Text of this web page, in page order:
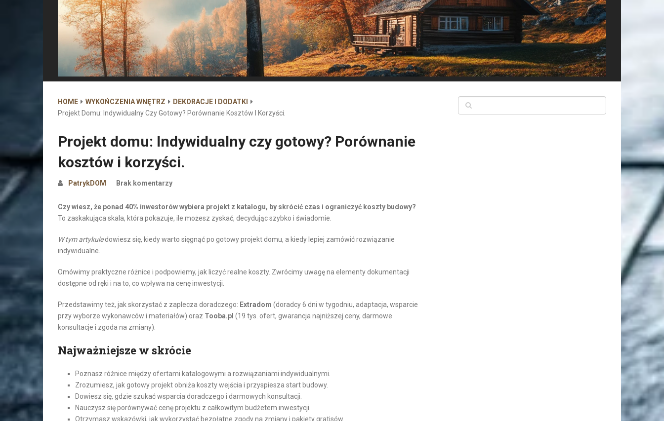
HOME WYKOŃCZENIA WNĘTRZ
DEKORACJE I DODATKI
Projekt Domu: Indywidualny Czy Gotowy? Porównanie Kosztów I Korzyści.
Projekt domu: Indywidualny czy gotowy? Porównanie
kosztów i korzyści.
PatrykDOM Brak komentarzy
Czy wiesz, że ponad 40% inwestorów wybiera projekt z katalogu, by skrócić czas i ograniczyć koszty budowy?
To zaskakująca skala, która pokazuje, ile możesz zyskać, decydując szybko i świadomie.
W tym artykuledowiesz się, kiedy warto sięgnąć po gotowy projekt domu, a kiedy lepiej zamówić rozwiązanie
indywidualne.
Omówimy praktyczne różnice i podpowiemy, jak liczyć realne koszty. Zwrócimy uwagę na elementy dokumentacji
dostępne od ręki i na to, co wpływa na cenę inwestycji.
Przedstawimy też, jak skorzystać z zaplecza doradczego: Extradom (doradcy 6 dni w tygodniu, adaptacja, wsparcie
przy wyborze wykonawców i materiałów) oraz Tooba.pl (19 tys. ofert, gwarancja najniższej ceny, darmowe
konsultacje i zgoda na zmiany).
Najważniejsze w skrócie
Poznasz różnice między ofertami katalogowymi a rozwiązaniami indywidualnymi.
Zrozumiesz, jak gotowy projekt obniża koszty wejścia i przyspiesza start budowy.
Dowiesz się, gdzie szukać wsparcia doradczego i darmowych konsultacji.
Nauczysz się porównywać cenę projektu z całkowitym budżetem inwestycji.
Otrzymasz wskazówki, jak wykorzystać bezpłatne zgody na zmiany i pakiety gratisów.